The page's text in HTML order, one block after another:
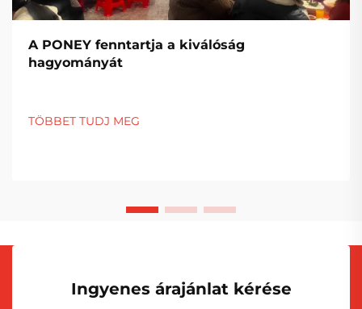
A PONEY fenntartja a kiválóság
hagyományát
TÖBBET TUDJ MEG
Ingyenes árajánlat kérése